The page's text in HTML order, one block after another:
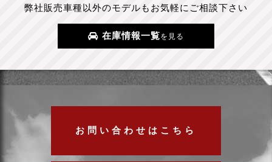
弊社販売車種以外のモデルもお気軽にご相談下さい
在庫情報一覧を見る
お問い合わせはこちら